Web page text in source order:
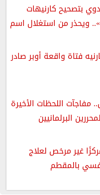
بتصحيح كارنيهات
ويحذر من استغلال اسم
فتاة واقعة أوبر صادر
مفاجآت اللحظات الأخيرة
البرلمانيين
تغلق 19 مركزًا غير مرخص لعلاج
بالمقطم